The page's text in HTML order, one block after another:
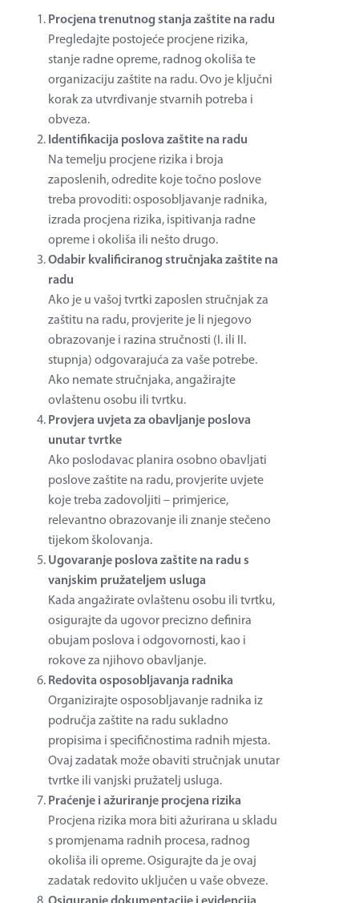
Procjena trenutnog stanja zaštite na radu
Pregledajte postojeće procjene rizika,
stanje radne opreme, radnog okoliša te
organizaciju zaštite na radu. Ovo je ključni
korak za utvrđivanje stvarnih potreba i
obveza.
Identifikacija poslova zaštite na radu
Na temelju procjene rizika i broja
zaposlenih, odredite koje točno poslove
treba provoditi: osposobljavanje radnika,
izrada procjena rizika, ispitivanja radne
opreme i okoliša ili nešto drugo.
Odabir kvalificiranog stručnjaka zaštite na
radu
Ako je u vašoj tvrtki zaposlen stručnjak za
zaštitu na radu, provjerite je li njegovo
obrazovanje i razina stručnosti (I. ili II.
stupnja) odgovarajuća za vaše potrebe.
Ako nemate stručnjaka, angažirajte
ovlaštenu osobu ili tvrtku.
Provjera uvjeta za obavljanje poslova
unutar tvrtke
Ako poslodavac planira osobno obavljati
poslove zaštite na radu, provjerite uvjete
koje treba zadovoljiti – primjerice,
relevantno obrazovanje ili znanje stečeno
tijekom školovanja.
Ugovaranje poslova zaštite na radu s
vanjskim pružateljem usluga
Kada angažirate ovlaštenu osobu ili tvrtku,
osigurajte da ugovor precizno definira
obujam poslova i odgovornosti, kao i
rokove za njihovo obavljanje.
Redovita osposobljavanja radnika
Organizirajte osposobljavanje radnika iz
područja zaštite na radu sukladno
propisima i specifičnostima radnih mjesta.
Ovaj zadatak može obaviti stručnjak unutar
tvrtke ili vanjski pružatelj usluga.
Praćenje i ažuriranje procjena rizika
Procjena rizika mora biti ažurirana u skladu
s promjenama radnih procesa, radnog
okoliša ili opreme. Osigurajte da je ovaj
zadatak redovito uključen u vaše obveze.